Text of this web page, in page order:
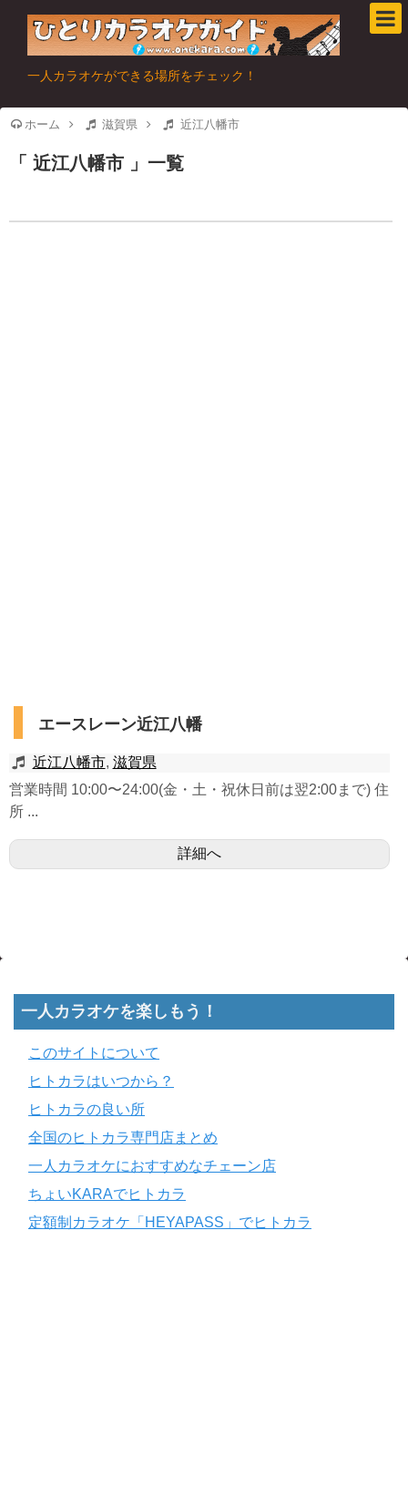
一人カラオケができる場所をチェック！
ホーム 滋賀県 近江八幡市
近江八幡市 一覧
エースレーン近江八幡
近江八幡市, 滋賀県
営業時間 10:00〜24:00(金・土・祝休日前は翌2:00まで) 住
所 ...
詳細へ
一人カラオケを楽しもう！
このサイトについて
ヒトカラはいつから？
ヒトカラの良い所
全国のヒトカラ専門店まとめ
一人カラオケにおすすめなチェーン店
ちょいKARAでヒトカラ
定額制カラオケ「HEYAPASS」でヒトカラ